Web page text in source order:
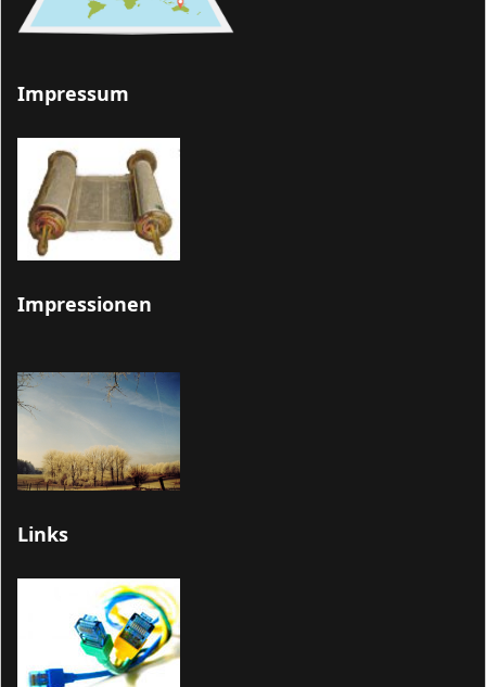
Impressum
Impressionen
Links